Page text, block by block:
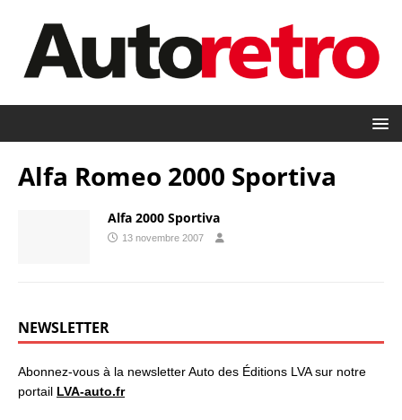
Alfa Romeo 2000 Sportiva
Alfa 2000 Sportiva
13 novembre 2007
NEWSLETTER
Abonnez-vous à la newsletter Auto des Éditions LVA sur notre
portail LVA-auto.fr